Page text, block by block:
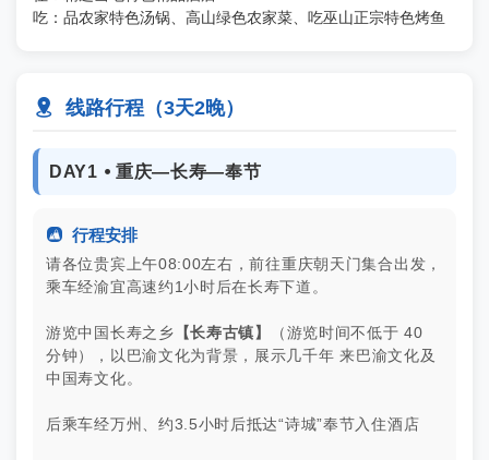
吃：品农家特色汤锅、高山绿色农家菜、吃巫山正宗特色烤鱼
 线路行程（3天2晚）
DAY1 ⦁ 重庆—长寿—奉节
 行程安排
请各位贵宾上午08:00左右，前往重庆朝天门集合出发，
乘车经渝宜高速约1小时后在长寿下道。
游览中国长寿之乡 【长寿古镇】
（游览时间不低于 40
分钟），以巴渝文化为背景，展示几千年 来巴渝文化及
中国寿文化。
后乘车经万州、约3.5小时后抵达“诗城”奉节入住酒店